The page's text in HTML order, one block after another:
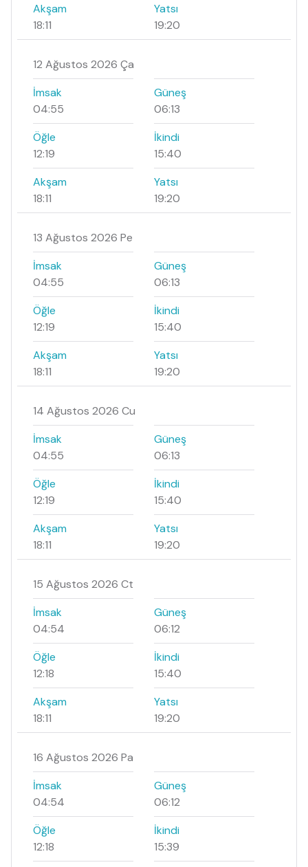
Akşam
18:11
Yatsı
19:20
12 Ağustos 2026 Ça
İmsak
04:55
Güneş
06:13
Öğle
12:19
İkindi
15:40
Akşam
18:11
Yatsı
19:20
13 Ağustos 2026 Pe
İmsak
04:55
Güneş
06:13
Öğle
12:19
İkindi
15:40
Akşam
18:11
Yatsı
19:20
14 Ağustos 2026 Cu
İmsak
04:55
Güneş
06:13
Öğle
12:19
İkindi
15:40
Akşam
18:11
Yatsı
19:20
15 Ağustos 2026 Ct
İmsak
04:54
Güneş
06:12
Öğle
12:18
İkindi
15:40
Akşam
18:11
Yatsı
19:20
16 Ağustos 2026 Pa
İmsak
04:54
Güneş
06:12
Öğle
12:18
İkindi
15:39